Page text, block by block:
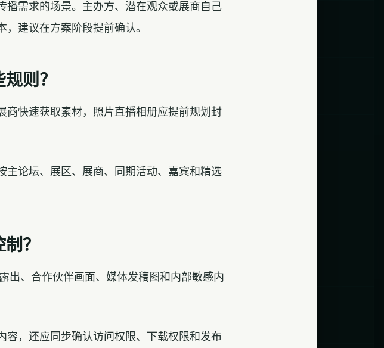
播需求的场景。主办方、潜在观众或展商自己
建议在方案阶段提前确认。
则？
商快速获取素材，照片直播相册应提前规划封
主论坛、展区、展商、同期活动、嘉宾和精选
？
出、合作伙伴画面、媒体发稿图和内部敏感内
，还应同步确认访问权限、下载权限和发布